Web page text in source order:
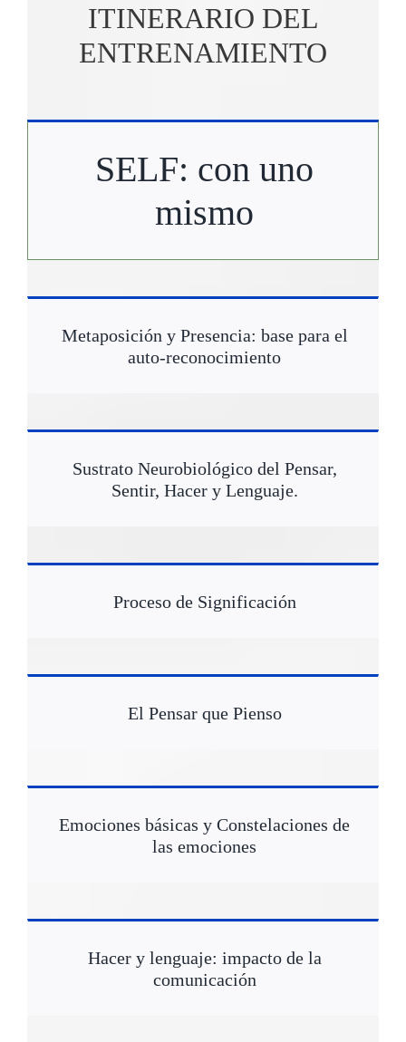
ITINERARIO DEL
ENTRENAMIENTO
SELF: con uno
mismo
Metaposición y Presencia: base para el
auto-reconocimiento
Sustrato Neurobiológico del Pensar,
Sentir, Hacer y Lenguaje.
Proceso de Significación
El Pensar que Pienso
Emociones básicas y Constelaciones de
las emociones
Hacer y lenguaje: impacto de la
comunicación